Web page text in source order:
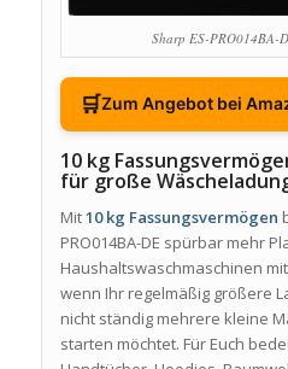
Sharp ES-PRO014BA-
🛒Zum Angebot bei
10 kg
für große
Mit10 kg Fassungsvermögen
PRO014BA-DE spürbar mehr
Haushaltswaschmaschinen
wenn Ihr regelmäßig größere
nicht ständig mehrere kleine
starten möchtet. Für Euch